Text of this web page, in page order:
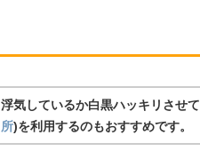
浮気しているか白黒ハッキリさせ
所)を利用するのもおすすめです。